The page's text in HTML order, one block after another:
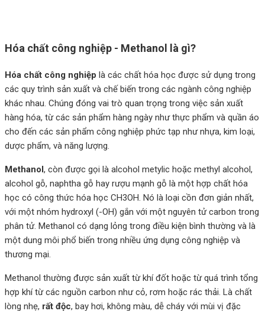
Hóa chất công nghiệp - Methanol là gì?
Hóa chất công nghiệp là các chất hóa học được sử dụng trong
các quy trình sản xuất và chế biến trong các ngành công nghiệp
khác nhau. Chúng đóng vai trò quan trọng trong việc sản xuất
hàng hóa, từ các sản phẩm hàng ngày như thực phẩm và quần áo
cho đến các sản phẩm công nghiệp phức tạp như nhựa, kim loại,
dược phẩm, và năng lượng.
Methanol, còn được gọi là alcohol metylic hoặc methyl alcohol,
alcohol gỗ, naphtha gỗ hay rượu mạnh gỗ là một hợp chất hóa
học có công thức hóa học CH3OH. Nó là loại cồn đơn giản nhất,
với một nhóm hydroxyl (-OH) gắn với một nguyên tử carbon trong
phân tử. Methanol có dạng lỏng trong điều kiện bình thường và là
một dung môi phổ biến trong nhiều ứng dụng công nghiệp và
thương mại.
Methanol thường được sản xuất từ khí đốt hoặc từ quá trình tổng
hợp khí từ các nguồn carbon như cỏ, rơm hoặc rác thải. Là chất
lòng nhẹ, rất độc, bay hơi, không màu, dễ cháy với mùi vị đặc